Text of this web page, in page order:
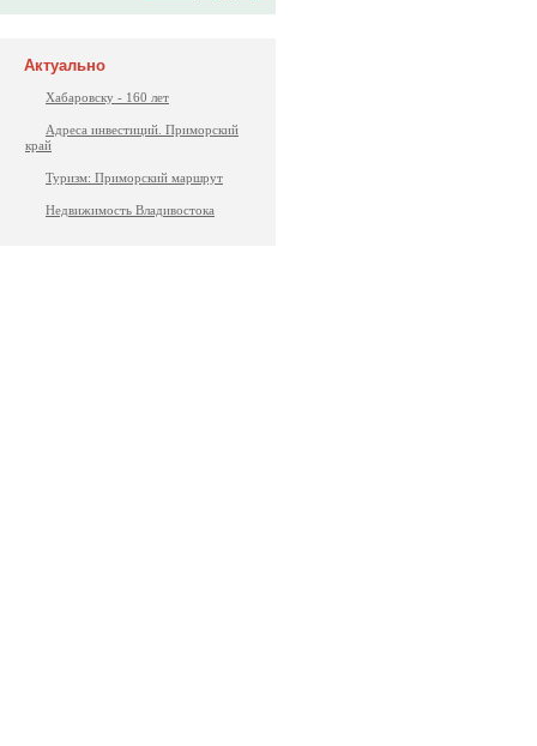
Актуально
Хабаровску - 160 лет
Адреса инвестиций. Приморский
край
Туризм: Приморский маршрут
Недвижимость Владивостока